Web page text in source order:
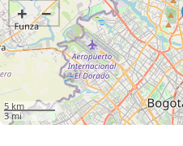
+ −
5 km
3 mi